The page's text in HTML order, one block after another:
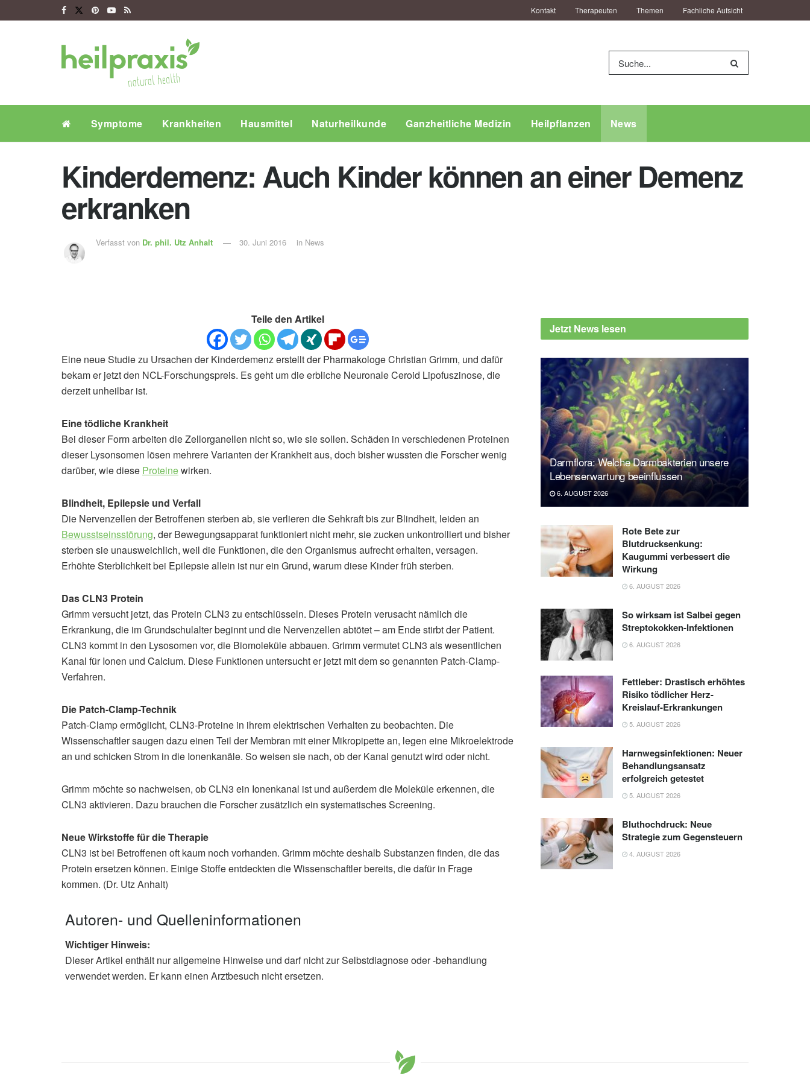
Kontakt Therapeuten Themen Fachliche Aufsicht
Symptome Krankheiten Hausmittel Naturheilkunde Ganzheitliche Medizin Heilpflanzen News
Kinderdemenz: Auch Kinder können an einer Demenz
erkranken
Verfasst von Dr. phil. Utz Anhalt 30. Juni 2016 in News
Teile den Artikel
Eine neue Studie zu Ursachen der Kinderdemenz erstellt der Pharmakologe Christian Grimm, und dafür
bekam er jetzt den NCL-Forschungspreis. Es geht um die erbliche Neuronale Ceroid Lipofuszinose, die
derzeit unheilbar ist.
Eine tödliche Krankheit
Bei dieser Form arbeiten die Zellorganellen nicht so, wie sie sollen. Schäden in verschiedenen Proteinen
dieser Lysonsomen lösen mehrere Varianten der Krankheit aus, doch bisher wussten die Forscher wenig
darüber, wie diese Proteinewirken.
Blindheit, Epilepsie und Verfall
Die Nervenzellen der Betroffenen sterben ab, sie verlieren die Sehkraft bis zur Blindheit, leiden an
Bewusstseinsstörung, der Bewegungsapparat funktioniert nicht mehr, sie zucken unkontrolliert und bisher
sterben sie unausweichlich, weil die Funktionen, die den Organismus aufrecht erhalten, versagen.
Erhöhte Sterblichkeit bei Epilepsie allein ist nur ein Grund, warum diese Kinder früh sterben.
Das CLN3 Protein
Grimm versucht jetzt, das Protein CLN3 zu entschlüsseln. Dieses Protein verusacht nämlich die
Erkrankung, die im Grundschulalter beginnt und die Nervenzellen abtötet – am Ende stirbt der Patient.
CLN3 kommt in den Lysosomen vor, die Biomoleküle abbauen. Grimm vermutet CLN3 als wesentlichen
Kanal für Ionen und Calcium. Diese Funktionen untersucht er jetzt mit dem so genannten Patch-Clamp-
Verfahren.
Die Patch-Clamp-Technik
Patch-Clamp ermöglicht, CLN3-Proteine in ihrem elektrischen Verhalten zu beobachten. Die
Wissenschaftler saugen dazu einen Teil der Membran mit einer Mikropipette an, legen eine Mikroelektrode
an und schicken Strom in die Ionenkanäle. So weisen sie nach, ob der Kanal genutzt wird oder nicht.
Grimm möchte so nachweisen, ob CLN3 ein Ionenkanal ist und außerdem die Moleküle erkennen, die
CLN3 aktivieren. Dazu brauchen die Forscher zusätzlich ein systematisches Screening.
Neue Wirkstoffe für die Therapie
CLN3 ist bei Betroffenen oft kaum noch vorhanden. Grimm möchte deshalb Substanzen finden, die das
Protein ersetzen können. Einige Stoffe entdeckten die Wissenschaftler bereits, die dafür in Frage
kommen. (Dr. Utz Anhalt)
Autoren- und Quelleninformationen
Wichtiger Hinweis:
Dieser Artikel enthält nur allgemeine Hinweise und darf nicht zur Selbstdiagnose oder -behandlung
verwendet werden. Er kann einen Arztbesuch nicht ersetzen.
Jetzt News lesen
Darmflora: Welche Darmbakterien unsere
Lebenserwartung beeinflussen
6. AUGUST 2026
Rote Bete zur
Blutdrucksenkung:
Kaugummi verbessert die
Wirkung
6. AUGUST 2026
So wirksam ist Salbei gegen
Streptokokken-Infektionen
6. AUGUST 2026
Fettleber: Drastisch erhöhtes
Risiko tödlicher Herz-
Kreislauf-Erkrankungen
5. AUGUST 2026
Harnwegsinfektionen: Neuer
Behandlungsansatz
erfolgreich getestet
5. AUGUST 2026
Bluthochdruck: Neue
Strategie zum Gegensteuern
4. AUGUST 2026